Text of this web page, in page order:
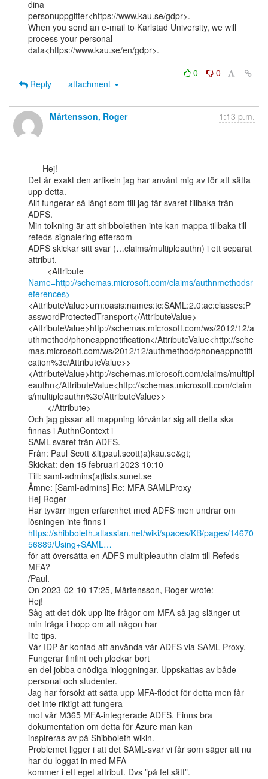
dina
personuppgifter<https://www.kau.se/gdpr>.
When you send an e-mail to Karlstad University, we will
process your personal
data<https://www.kau.se/en/gdpr>.
0
0
Reply
attachment
Mårtensson, Roger 1:13 p.m.
Det är exakt den artikeln jag har använt mig av för att sätta
upp detta.
Allt fungerar så långt som till jag får svaret tillbaka från
ADFS.
Min tolkning är att shibbolethen inte kan mappa tillbaka till
refeds-signalering eftersom
ADFS skickar sitt svar (…claims/multipleauthn) i ett separat
attribut.
Name=http://schemas.microsoft.com/claims/authnmethodsr
eferences>
<AttributeValue>urn:oasis:names:tc:SAML:2.0:ac:classes:P
asswordProtectedTransport</AttributeValue>
<AttributeValue>http://schemas.microsoft.com/ws/2012/12/a
uthmethod/phoneappnotification</AttributeValue<http://sche
mas.microsoft.com/ws/2012/12/authmethod/phoneappnotifi
cation%3c/AttributeValue>>
<AttributeValue>http://schemas.microsoft.com/claims/multipl
eauthn</AttributeValue<http://schemas.microsoft.com/claim
s/multipleauthn%3c/AttributeValue>>
Och jag gissar att mappning förväntar sig att detta ska
finnas i AuthnContext i
SAML-svaret från ADFS.
Från: Paul Scott &lt;paul.scott(a)kau.se&gt;
Skickat: den 15 februari 2023 10:10
Till: saml-admins(a)lists.sunet.se
Ämne: [Saml-admins] Re: MFA SAMLProxy
Hej Roger
Har tyvärr ingen erfarenhet med ADFS men undrar om
https://shibboleth.atlassian.net/wiki/spaces/KB/pages/14670
56889/Using+SAML…
för att översätta en ADFS multipleauthn claim till Refeds
MFA?
/Paul.
On 2023-02-10 17:25, Mårtensson, Roger wrote:
Hej!
Såg att det dök upp lite frågor om MFA så jag slänger ut
min fråga i hopp om att någon har
lite tips.
Vår IDP är konfad att använda vår ADFS via SAML Proxy.
Fungerar finfint och plockar bort
en del jobba onödiga inloggningar. Uppskattas av både
personal och studenter.
Jag har försökt att sätta upp MFA-flödet för detta men får
det inte riktigt att fungera
mot vår M365 MFA-integrerade ADFS. Finns bra
dokumentation om detta för Azure man kan
inspireras av på Shibboleth wikin.
Problemet ligger i att det SAML-svar vi får som säger att nu
har du loggat in med MFA
kommer i ett eget attribut. Dvs ”på fel sätt”.